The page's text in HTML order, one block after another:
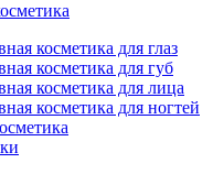
косметика для глаз
косметика для губ
косметика для лица
косметика для ногтей